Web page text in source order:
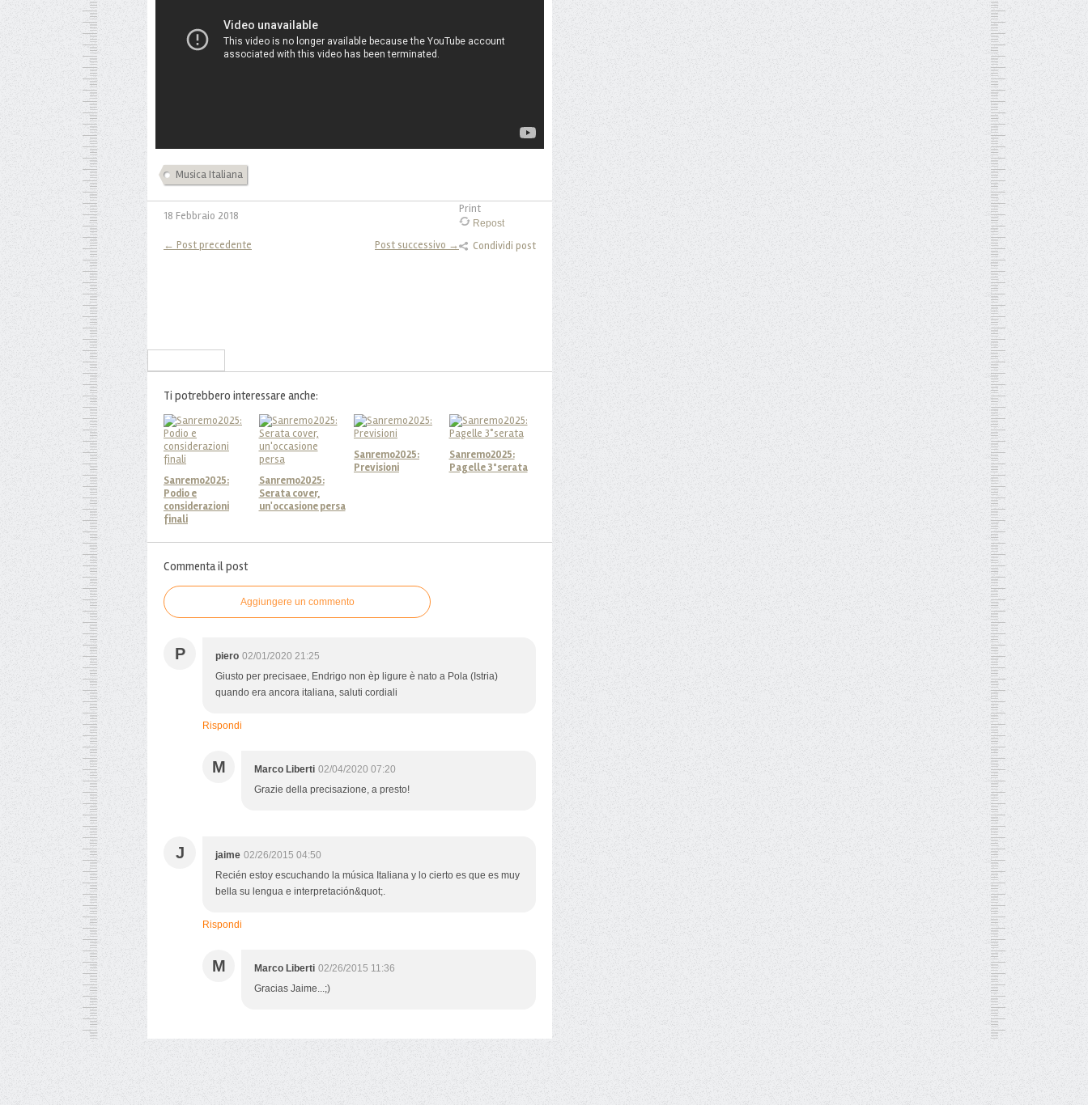
Musica Italiana
18 Febbraio 2018
Print
Repost
Condividi post
← Post precedente Post successivo →
Ti potrebbero interessare anche:
Sanremo2025:
Podio e
considerazioni
finali
Sanremo2025:
Serata cover,
un'occasione persa
Sanremo2025:
Previsioni
Sanremo2025:
Pagelle 3°serata
Commenta il post
Aggiungere un commento
P piero 02/01/2020 21:25
Giusto per precisaee, Endrigo non èp ligure è nato a Pola (Istria)
quando era ancora italiana, saluti cordiali
Rispondi
M Marco Liberti 02/04/2020 07:20
Grazie della precisazione, a presto!
J jaime 02/26/2015 04:50
Recién estoy escuchando la música Italiana y lo cierto es que es muy
bella su lengua e interpretación&quot;.
Rispondi
M Marco Liberti 02/26/2015 11:36
Gracias Jaime...;)